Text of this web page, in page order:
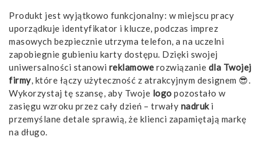
Produkt jest wyjątkowo funkcjonalny: w miejscu pracy
uporządkuje identyfikator i klucze, podczas imprez
masowych bezpiecznie utrzyma telefon, a na uczelni
zapobiegnie gubieniu karty dostępu. Dzięki swojej
uniwersalności stanowi reklamowe rozwiązanie dla Twojej
firmy, które łączy użyteczność z atrakcyjnym designem 😎.
Wykorzystaj tę szansę, aby Twoje logo pozostało w
zasięgu wzroku przez cały dzień – trwały nadruki
przemyślane detale sprawią, że klienci zapamiętają markę
na długo.